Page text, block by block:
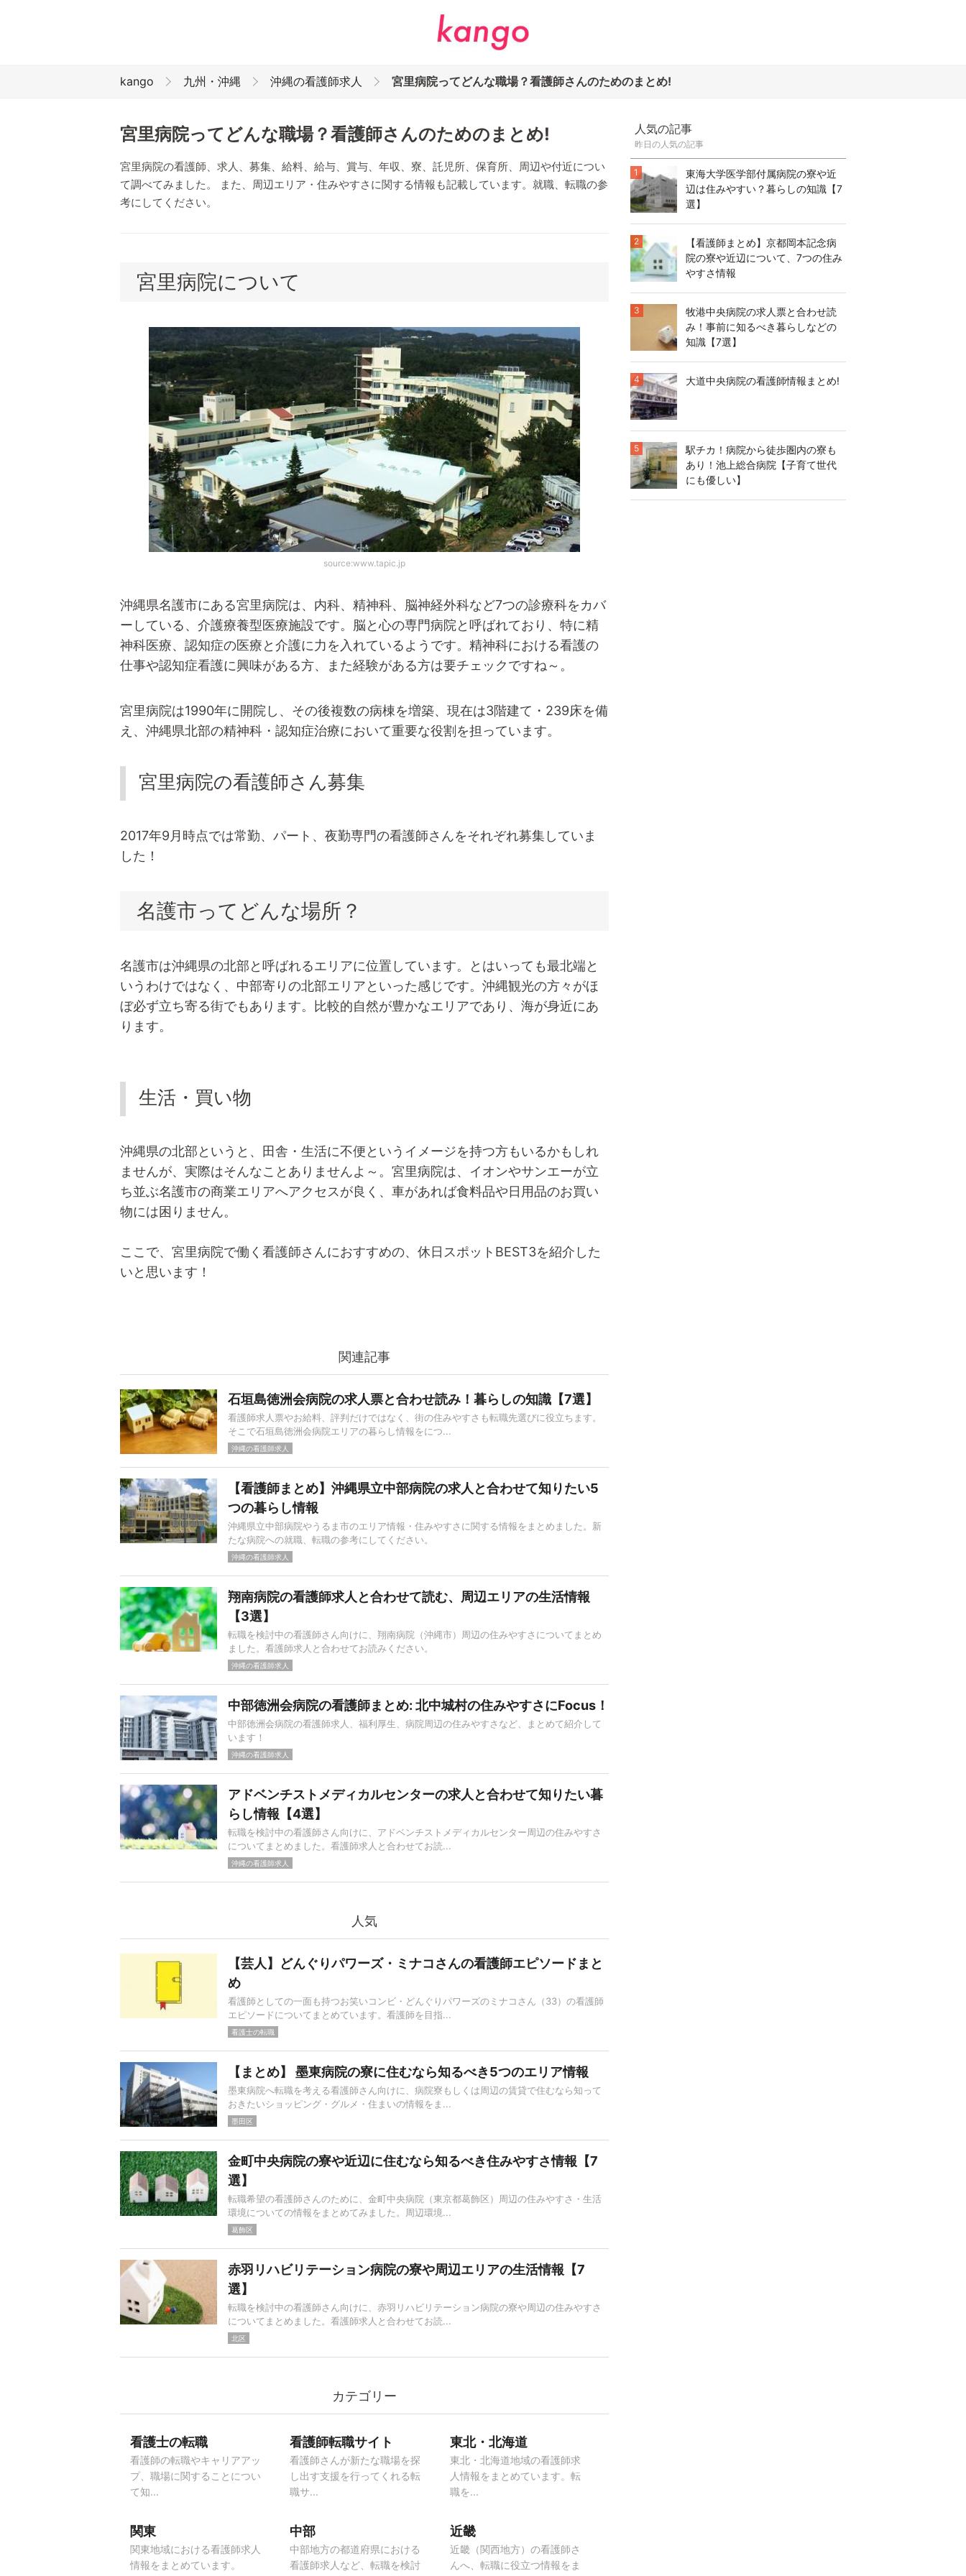
kango 九州・沖縄 沖縄の看護師求人 宮里病院ってどんな職場？看護師さんのためのまとめ!
宮里病院ってどんな職場？看護師さんのためのまとめ!
宮里病院の看護師、求人、募集、給料、給与、賞与、年収、寮、託児所、保育所、周辺や付近につい
て調べてみました。 また、周辺エリア・住みやすさに関する情報も記載しています。就職、転職の参
考にしてください。
宮里病院について
source:www.tapic.jp
沖縄県名護市にある宮里病院は、内科、精神科、脳神経外科など7つの診療科をカバ
ーしている、介護療養型医療施設です。脳と心の専門病院と呼ばれており、特に精
神科医療、認知症の医療と介護に力を入れているようです。精神科における看護の
仕事や認知症看護に興味がある方、また経験がある方は要チェックですね～。
宮里病院は1990年に開院し、その後複数の病棟を増築、現在は3階建て・239床を備
え、沖縄県北部の精神科・認知症治療において重要な役割を担っています。
宮里病院の看護師さん募集
2017年9月時点では常勤、パート、夜勤専門の看護師さんをそれぞれ募集していま
した！
名護市ってどんな場所？
名護市は沖縄県の北部と呼ばれるエリアに位置しています。とはいっても最北端と
いうわけではなく、中部寄りの北部エリアといった感じです。沖縄観光の方々がほ
ぼ必ず立ち寄る街でもあります。比較的自然が豊かなエリアであり、海が身近にあ
ります。
生活・買い物
沖縄県の北部というと、田舎・生活に不便というイメージを持つ方もいるかもしれ
ませんが、実際はそんなことありませんよ～。宮里病院は、イオンやサンエーが立
ち並ぶ名護市の商業エリアへアクセスが良く、車があれば食料品や日用品のお買い
物には困りません。
ここで、宮里病院で働く看護師さんにおすすめの、休日スポットBEST3を紹介した
いと思います！
関連記事
石垣島徳洲会病院の求人票と合わせ読み！暮らしの知識【7選】
看護師求人票やお給料、評判だけではなく、街の住みやすさも転職先選びに役立ちます。
そこで石垣島徳洲会病院エリアの暮らし情報をにつ...
沖縄の看護師求人
【看護師まとめ】沖縄県立中部病院の求人と合わせて知りたい5
つの暮らし情報
沖縄県立中部病院やうるま市のエリア情報・住みやすさに関する情報をまとめました。新
たな病院への就職、転職の参考にしてください。
沖縄の看護師求人
翔南病院の看護師求人と合わせて読む、周辺エリアの生活情報
【3選】
転職を検討中の看護師さん向けに、翔南病院（沖縄市）周辺の住みやすさについてまとめ
ました。看護師求人と合わせてお読みください。
沖縄の看護師求人
中部徳洲会病院の看護師まとめ: 北中城村の住みやすさにFocus！
中部徳洲会病院の看護師求人、福利厚生、病院周辺の住みやすさなど、まとめて紹介して
います！
沖縄の看護師求人
アドベンチストメディカルセンターの求人と合わせて知りたい暮
らし情報【4選】
転職を検討中の看護師さん向けに、アドベンチストメディカルセンター周辺の住みやすさ
についてまとめました。看護師求人と合わせてお読...
沖縄の看護師求人
人気
【芸人】どんぐりパワーズ・ミナコさんの看護師エピソードまと
め
看護師としての一面も持つお笑いコンビ・どんぐりパワーズのミナコさん（33）の看護師
エピソードについてまとめています。看護師を目指...
看護士の転職
【まとめ】 墨東病院の寮に住むなら知るべき5つのエリア情報
墨東病院へ転職を考える看護師さん向けに、病院寮もしくは周辺の賃貸で住むなら知って
おきたいショッピング・グルメ・住まいの情報をま...
墨田区
金町中央病院の寮や近辺に住むなら知るべき住みやすさ情報【7
選】
転職希望の看護師さんのために、金町中央病院（東京都葛飾区）周辺の住みやすさ・生活
環境についての情報をまとめてみました。周辺環境...
葛飾区
赤羽リハビリテーション病院の寮や周辺エリアの生活情報【7
選】
転職を検討中の看護師さん向けに、赤羽リハビリテーション病院の寮や周辺の住みやすさ
についてまとめました。看護師求人と合わせてお読...
北区
カテゴリー
看護士の転職
看護師の転職やキャリアアッ
プ、職場に関することについ
て知...
看護師転職サイト
看護師さんが新たな職場を探
し出す支援を行ってくれる転
職サ...
東北・北海道
東北・北海道地域の看護師求
人情報をまとめています。転
職を...
関東
関東地域における看護師求人
情報をまとめています。
中部
中部地方の都道府県における
看護師求人など、転職を検討
近畿
近畿（関西地方）の看護師さ
んへ、転職に役立つ情報をま
人気の記事
昨日の人気の記事
東海大学医学部付属病院の寮や近
辺は住みやすい？暮らしの知識【7
選】
1
【看護師まとめ】京都岡本記念病
院の寮や近辺について、7つの住み
やすさ情報
2
牧港中央病院の求人票と合わせ読
み！事前に知るべき暮らしなどの
知識【7選】
3
大道中央病院の看護師情報まとめ!
4
駅チカ！病院から徒歩圏内の寮も
あり！池上総合病院【子育て世代
にも優しい】
5